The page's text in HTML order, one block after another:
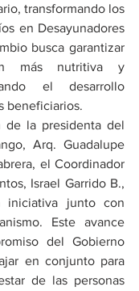
transformando los
en Desayunadores
busca garantizar
más nutritiva y
el desarrollo
beneficiarios.
de la presidenta del
Arq. Guadalupe
el Coordinador
Israel Garrido B.,
iniciativa junto con
Este avance
del Gobierno
en conjunto para
de las personas